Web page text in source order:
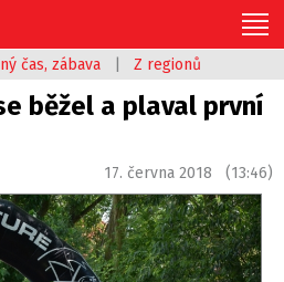
čas, zábava Z regionů
běžel a plaval první
17. června 2018 (13:46)